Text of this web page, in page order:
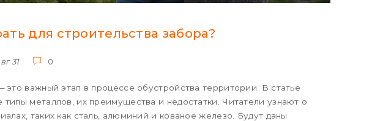
для строительства забора?
31 0
важный этап в процессе обустройства территории. В статье
металлов, их преимущества и недостатки. Читатели узнают о
таких как сталь, алюминий и кованое железо. Будут даны